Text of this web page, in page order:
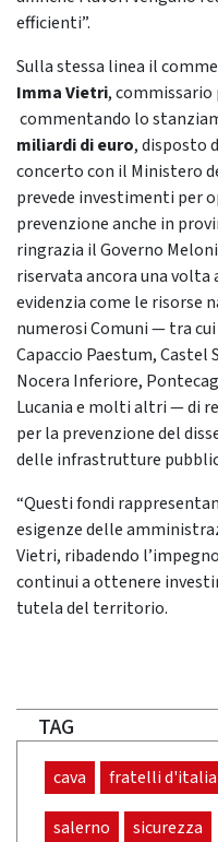
efficienti”.
Sulla stessa linea il
Imma Vietri,
commentando lo
miliardi di euro, disposto
concerto con il Ministero
prevede investimenti per
prevenzione anche in
ringrazia il Governo
riservata ancora una volta
evidenzia come le risorse
numerosi Comuni — tra
Capaccio Paestum, Castel
Nocera Inferiore,
Lucania e molti altri — di
per la prevenzione del
delle infrastrutture
“Questi fondi
esigenze delle
Vietri, ribadendo
continui a ottenere
tutela del territorio.
TAG
cava fratelli d'italia
salerno sicurezza